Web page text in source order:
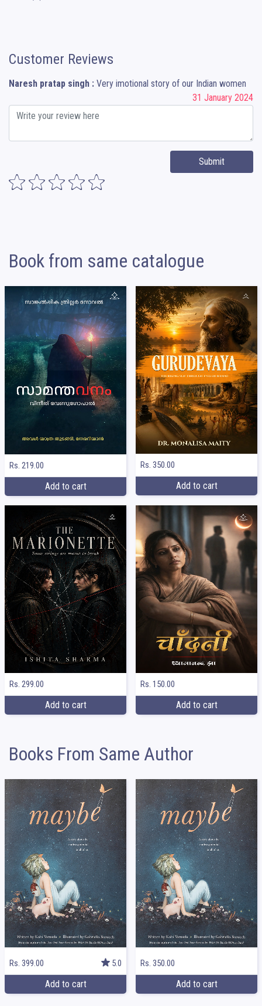
Customer Reviews
Naresh pratap singh : Very imotional story of our Indian women
31 January 2024
Submit
Book from same catalogue
Rs. 219.00
Add to cart
Rs. 350.00
Add to cart
Rs. 299.00
Add to cart
Rs. 150.00
Add to cart
Books From Same Author
Rs. 399.00 5.0
Add to cart
Rs. 350.00
Add to cart